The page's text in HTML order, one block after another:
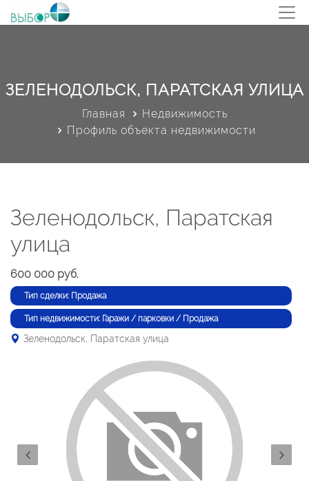
ЗЕЛЕНОДОЛЬСК, ПАРАТСКАЯ УЛИЦА
Главная
Недвижимость
Профиль объекта недвижимости
Зеленодольск, Паратская
улица
600 000 руб.
Тип сделки: Продажа
Тип недвижимости: Гаражи / парковки / Продажа
Зеленодольск, Паратская улица